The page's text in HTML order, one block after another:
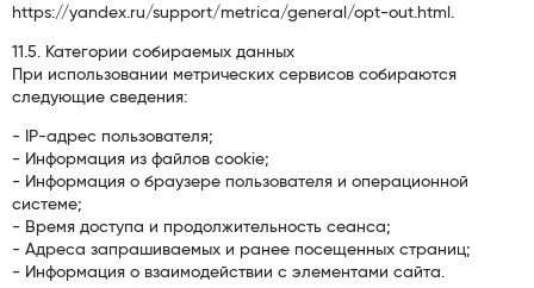
https://yandex.ru/support/metrica/general/opt-out.html.
11.5. Категории собираемых данных
При использовании метрических сервисов собираются
следующие сведения:
- IP-адрес пользователя;
- Информация из файлов cookie;
- Информация о браузере пользователя и операционной
системе;
- Время доступа и продолжительность сеанса;
- Адреса запрашиваемых и ранее посещенных страниц;
- Информация о взаимодействии с элементами сайта.